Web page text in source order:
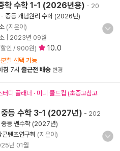
학 수학 1-1 (2026년용) - 20
- 중등 개념원리 수학 (2026년)
(지은이)
2023년 09월
인 / 900원) 10.0
철 선택 가능
침 7시 출근전 배송 변경
디 플래너 · 미니 콜드컵 (초중고참고
중등 수학 3-1 (2027년) - 202
중등 쎈수학 (2027년)
텐츠연구회 (지은이)
년 01월